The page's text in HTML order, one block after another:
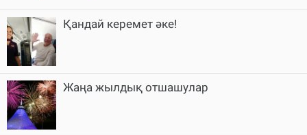
Қандай керемет әке!
Жаңа жылдық отшашулар